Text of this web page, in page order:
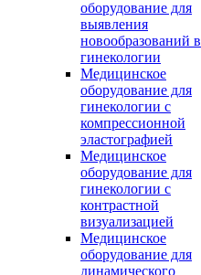
оборудование для
выявления
новообразований в
гинекологии
Медицинское
оборудование для
гинекологии с
компрессионной
эластографией
Медицинское
оборудование для
гинекологии с
контрастной
визуализацией
Медицинское
оборудование для
динамического